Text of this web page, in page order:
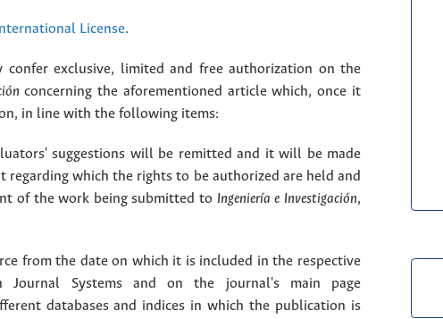
License.
exclusive, limited and free authorization on the
concerning the aforementioned article which, once it
in line with the following items:
suggestions will be remitted and it will be made
which the rights to be authorized are held and
of the work being submitted to Ingeniería e Investigación,
from the date on which it is included in the respective
Systems and on the journal's main page
databases and indices in which the publication is